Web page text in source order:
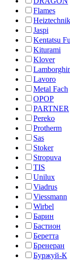
Flames
Heiztechnik
Jaspi
Kentatsu
Kiturami
Klover
Lavoro
Metal Fach
OPOP
PARTNER
Pereko
Protherm
Sas
Stoker
Stropuva
TIS
Unilux
Viadrus
Viessmann
Wirbel
Барин
Бастион
Беретта
Бренеран
Буржуй-К